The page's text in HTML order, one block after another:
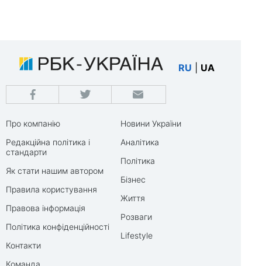
RU UA
Про компанію
Редакційна політика і
стандарти
Як стати нашим автором
Правила користування
Правова інформація
Політика конфіденційності
Контакти
Команда
Новини України
Аналітика
Політика
Бізнес
Життя
Розваги
Lifestyle